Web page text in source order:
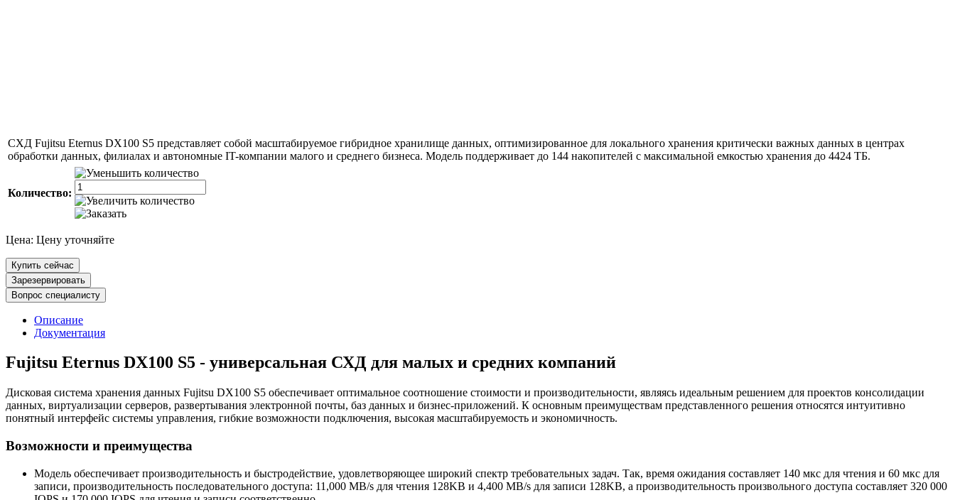
СХД Fujitsu Eternus DX100 S5 представляет собой масштабируемое гибридное хранилище данных, оптимизированное для локального хранения критически важных данных в центрах
обработки данных, филиалах и автономные IT-компании малого и среднего бизнеса. Модель поддерживает до 144 накопителей с максимальной емкостью хранения до 4424 ТБ.
Количество:
Цена: Цену уточняйте
Купить сейчас
Зарезервировать
Вопрос специалисту
Описание
Документация
Fujitsu Eternus DX100 S5 - универсальная СХД для малых и средних компаний
Дисковая система хранения данных Fujitsu DX100 S5 обеспечивает оптимальное соотношение стоимости и производительности, являясь идеальным решением для проектов консолидации
данных, виртуализации серверов, развертывания электронной почты, баз данных и бизнес-приложений. К основным преимуществам представленного решения относятся интуитивно
понятный интерфейс системы управления, гибкие возможности подключения, высокая масштабируемость и экономичность.
Возможности и преимущества
Модель обеспечивает производительность и быстродействие, удовлетворяющее широкий спектр требовательных задач. Так, время ожидания составляет 140 мкс для чтения и 60 мкс для
записи, производительность последовательного доступа: 11,000 MB/s для чтения 128KB и 4,400 MB/s для записи 128KB, а производительность произвольного доступа составляет 320 000